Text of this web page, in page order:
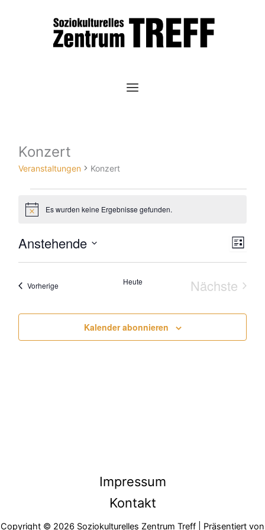
Konzert
Veranstaltungen Konzert
Veranstaltungen
HinweisEs wurden keine Ergebnisse gefunden.
Liste
Anstehende
Vorherige
Heute
Nächste
Kalender abonnieren
Impressum
Kontakt
Copyright © 2026 Soziokulturelles Zentrum Treff | Präsentiert von